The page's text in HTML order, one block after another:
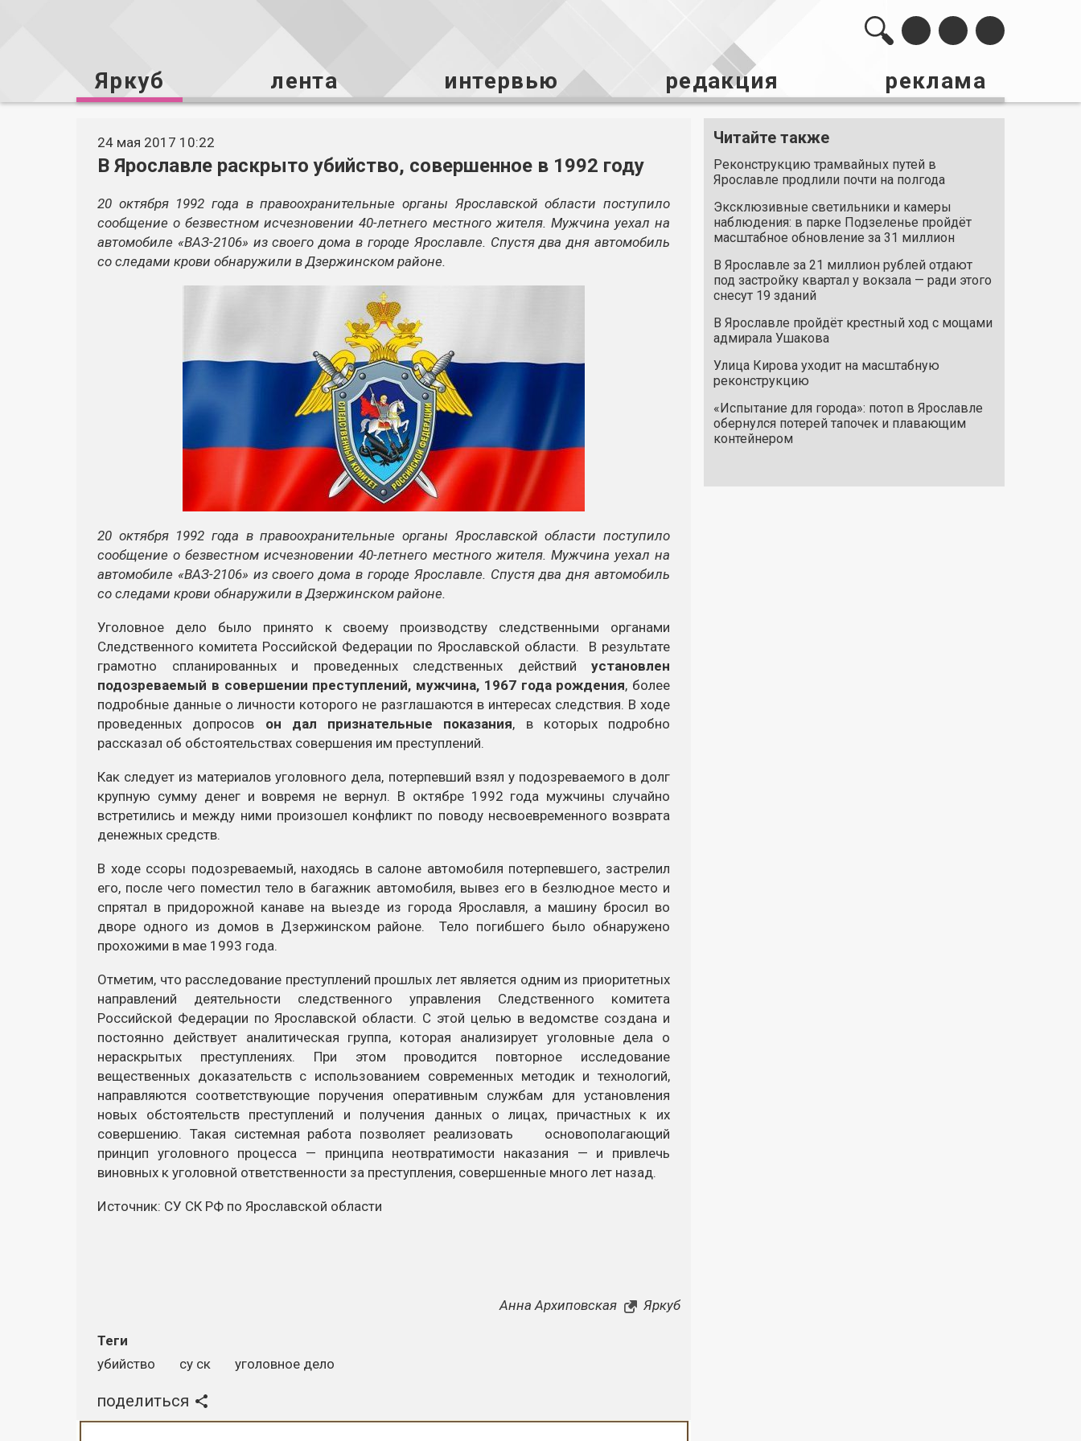
Яркуб лента интервью редакция реклама
24 мая 2017 10:22
В Ярославле раскрыто убийство, совершенное в 1992 году
20 октября 1992 года в правоохранительные органы Ярославской области поступило
сообщение о безвестном исчезновении 40-летнего местного жителя. Мужчина уехал на
автомобиле «ВАЗ-2106» из своего дома в городе Ярославле. Спустя два дня автомобиль
со следами крови обнаружили в Дзержинском районе.
20 октября 1992 года в правоохранительные органы Ярославской области поступило
сообщение о безвестном исчезновении 40-летнего местного жителя. Мужчина уехал на
автомобиле «ВАЗ-2106» из своего дома в городе Ярославле. Спустя два дня автомобиль
со следами крови обнаружили в Дзержинском районе.
Уголовное дело было принято к своему производству следственными органами
Следственного комитета Российской Федерации по Ярославской области. В результате
грамотно спланированных и проведенных следственных действий установлен
подозреваемый в совершении преступлений, мужчина, 1967 года рождения, более
подробные данные о личности которого не разглашаются в интересах следствия. В ходе
проведенных допросов он дал признательные показания, в которых подробно
рассказал об обстоятельствах совершения им преступлений.
Как следует из материалов уголовного дела, потерпевший взял у подозреваемого в долг
крупную сумму денег и вовремя не вернул. В октябре 1992 года мужчины случайно
встретились и между ними произошел конфликт по поводу несвоевременного возврата
денежных средств.
В ходе ссоры подозреваемый, находясь в салоне автомобиля потерпевшего, застрелил
его, после чего поместил тело в багажник автомобиля, вывез его в безлюдное место и
спрятал в придорожной канаве на выезде из города Ярославля, а машину бросил во
дворе одного из домов в Дзержинском районе. Тело погибшего было обнаружено
прохожими в мае 1993 года.
Отметим, что расследование преступлений прошлых лет является одним из приоритетных
направлений деятельности следственного управления Следственного комитета
Российской Федерации по Ярославской области. С этой целью в ведомстве создана и
постоянно действует аналитическая группа, которая анализирует уголовные дела о
нераскрытых преступлениях. При этом проводится повторное исследование
вещественных доказательств с использованием современных методик и технологий,
направляются соответствующие поручения оперативным службам для установления
новых обстоятельств преступлений и получения данных о лицах, причастных к их
совершению. Такая системная работа позволяет реализовать основополагающий
принцип уголовного процесса — принципа неотвратимости наказания — и привлечь
виновных к уголовной ответственности за преступления, совершенные много лет назад.
Источник: СУ СК РФ по Ярославской области
Анна Архиповская Яркуб
Теги
убийство
су ск уголовное дело
поделиться
Читайте также
Реконструкцию трамвайных путей в
Ярославле продлили почти на полгода
Эксклюзивные светильники и камеры
наблюдения: в парке Подзеленье пройдёт
масштабное обновление за 31 миллион
В Ярославле за 21 миллион рублей отдают
под застройку квартал у вокзала — ради этого
снесут 19 зданий
В Ярославле пройдёт крестный ход с мощами
адмирала Ушакова
Улица Кирова уходит на масштабную
реконструкцию
«Испытание для города»: потоп в Ярославле
обернулся потерей тапочек и плавающим
контейнером